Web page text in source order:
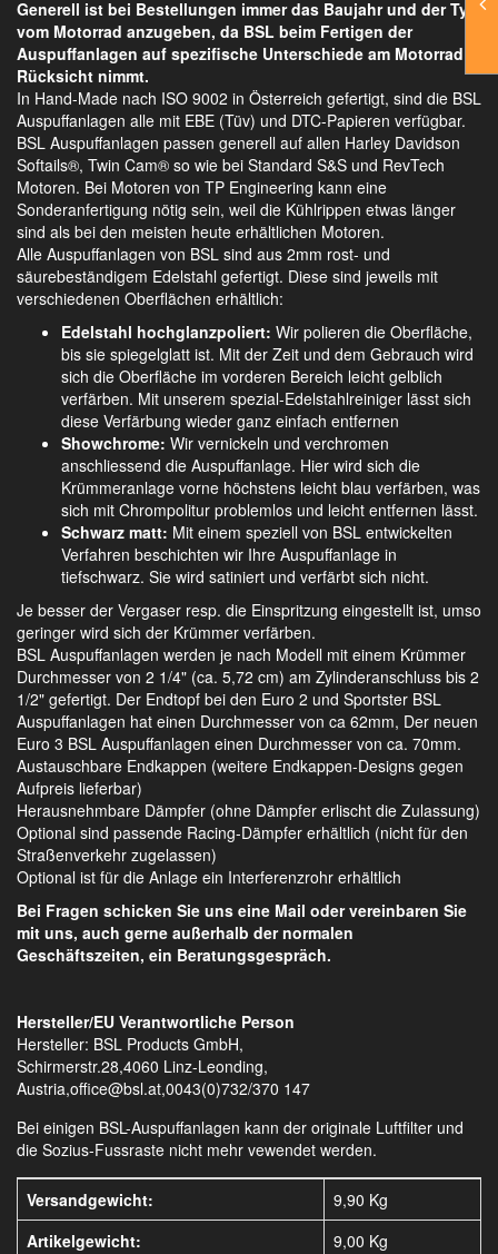
Generell ist bei Bestellungen immer das Baujahr und der Typ
vom Motorrad anzugeben, da BSL beim Fertigen der
Auspuffanlagen auf spezifische Unterschiede am Motorrad
Rücksicht nimmt.
In Hand-Made nach ISO 9002 in Österreich gefertigt, sind die BSL
Auspuffanlagen alle mit EBE (Tüv) und DTC-Papieren verfügbar.
BSL Auspuffanlagen passen generell auf allen Harley Davidson
Softails®, Twin Cam® so wie bei Standard S&S und RevTech
Motoren. Bei Motoren von TP Engineering kann eine
Sonderanfertigung nötig sein, weil die Kühlrippen etwas länger
sind als bei den meisten heute erhältlichen Motoren.
Alle Auspuffanlagen von BSL sind aus 2mm rost- und
säurebeständigem Edelstahl gefertigt. Diese sind jeweils mit
verschiedenen Oberflächen erhältlich:
Edelstahl hochglanzpoliert: Wir polieren die Oberfläche,
bis sie spiegelglatt ist. Mit der Zeit und dem Gebrauch wird
sich die Oberfläche im vorderen Bereich leicht gelblich
verfärben. Mit unserem spezial-Edelstahlreiniger lässt sich
diese Verfärbung wieder ganz einfach entfernen
Showchrome: Wir vernickeln und verchromen
anschliessend die Auspuffanlage. Hier wird sich die
Krümmeranlage vorne höchstens leicht blau verfärben, was
sich mit Chrompolitur problemlos und leicht entfernen lässt.
Schwarz matt: Mit einem speziell von BSL entwickelten
Verfahren beschichten wir Ihre Auspuffanlage in
tiefschwarz. Sie wird satiniert und verfärbt sich nicht.
Je besser der Vergaser resp. die Einspritzung eingestellt ist, umso
geringer wird sich der Krümmer verfärben.
BSL Auspuffanlagen werden je nach Modell mit einem Krümmer
Durchmesser von 2 1/4" (ca. 5,72 cm) am Zylinderanschluss bis 2
1/2" gefertigt. Der Endtopf bei den Euro 2 und Sportster BSL
Auspuffanlagen hat einen Durchmesser von ca 62mm, Der neuen
Euro 3 BSL Auspuffanlagen einen Durchmesser von ca. 70mm.
Austauschbare Endkappen (weitere Endkappen-Designs gegen
Aufpreis lieferbar)
Herausnehmbare Dämpfer (ohne Dämpfer erlischt die Zulassung)
Optional sind passende Racing-Dämpfer erhältlich (nicht für den
Straßenverkehr zugelassen)
Optional ist für die Anlage ein Interferenzrohr erhältlich
Bei Fragen schicken Sie uns eine Mail oder vereinbaren Sie
mit uns, auch gerne außerhalb der normalen
Geschäftszeiten, ein Beratungsgespräch.
Hersteller/EU Verantwortliche Person
Hersteller: BSL Products GmbH,
Schirmerstr.28,4060 Linz-Leonding,
Austria,office@bsl.at,0043(0)732/370 147
Bei einigen BSL-Auspuffanlagen kann der originale Luftfilter und
die Sozius-Fussraste nicht mehr vewendet werden.
Versandgewicht:
9,90 Kg
Artikelgewicht:
9,00 Kg